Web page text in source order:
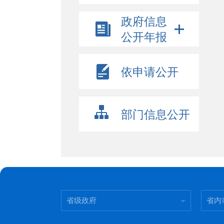
政府信息
公开年报
依申请公开
部门信息公开
省级政府 省内